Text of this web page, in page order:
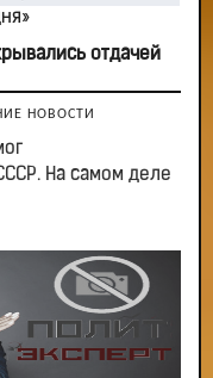
отдачей
НОВОСТИ
На самом деле